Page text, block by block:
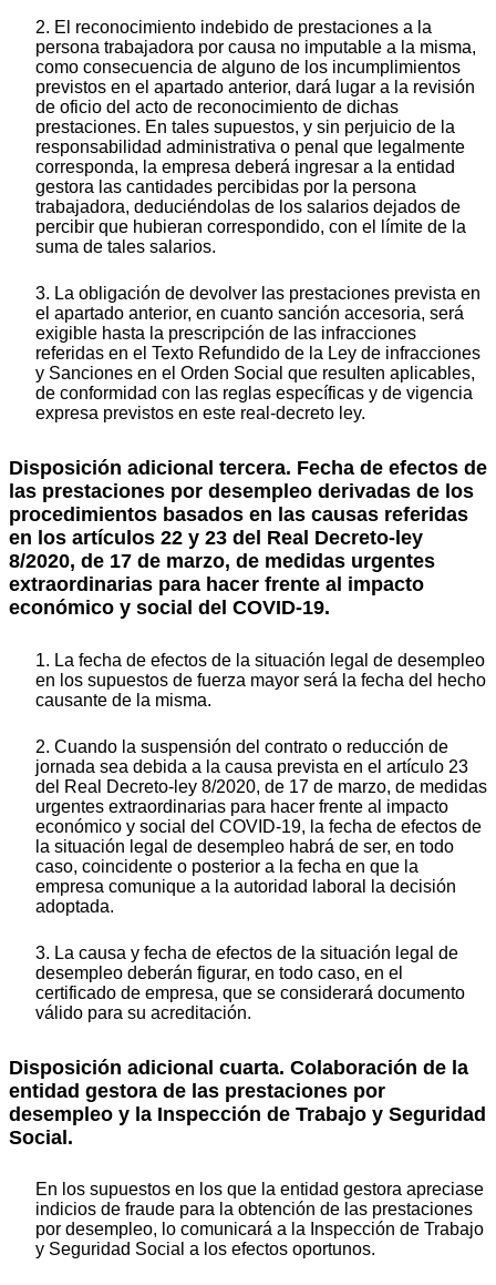
2. El reconocimiento indebido de prestaciones a la
persona trabajadora por causa no imputable a la misma,
como consecuencia de alguno de los incumplimientos
previstos en el apartado anterior, dará lugar a la revisión
de oficio del acto de reconocimiento de dichas
prestaciones. En tales supuestos, y sin perjuicio de la
responsabilidad administrativa o penal que legalmente
corresponda, la empresa deberá ingresar a la entidad
gestora las cantidades percibidas por la persona
trabajadora, deduciéndolas de los salarios dejados de
percibir que hubieran correspondido, con el límite de la
suma de tales salarios.
3. La obligación de devolver las prestaciones prevista en
el apartado anterior, en cuanto sanción accesoria, será
exigible hasta la prescripción de las infracciones
referidas en el Texto Refundido de la Ley de infracciones
y Sanciones en el Orden Social que resulten aplicables,
de conformidad con las reglas específicas y de vigencia
expresa previstos en este real-decreto ley.
Disposición adicional tercera. Fecha de efectos de
las prestaciones por desempleo derivadas de los
procedimientos basados en las causas referidas
en los artículos 22 y 23 del Real Decreto-ley
8/2020, de 17 de marzo, de medidas urgentes
extraordinarias para hacer frente al impacto
económico y social del COVID-19.
1. La fecha de efectos de la situación legal de desempleo
en los supuestos de fuerza mayor será la fecha del hecho
causante de la misma.
2. Cuando la suspensión del contrato o reducción de
jornada sea debida a la causa prevista en el artículo 23
del Real Decreto-ley 8/2020, de 17 de marzo, de medidas
urgentes extraordinarias para hacer frente al impacto
económico y social del COVID-19, la fecha de efectos de
la situación legal de desempleo habrá de ser, en todo
caso, coincidente o posterior a la fecha en que la
empresa comunique a la autoridad laboral la decisión
adoptada.
3. La causa y fecha de efectos de la situación legal de
desempleo deberán figurar, en todo caso, en el
certificado de empresa, que se considerará documento
válido para su acreditación.
Disposición adicional cuarta. Colaboración de la
entidad gestora de las prestaciones por
desempleo y la Inspección de Trabajo y Seguridad
Social.
En los supuestos en los que la entidad gestora apreciase
indicios de fraude para la obtención de las prestaciones
por desempleo, lo comunicará a la Inspección de Trabajo
y Seguridad Social a los efectos oportunos.